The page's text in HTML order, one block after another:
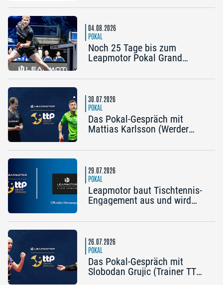
Mengel (Post SV
wäre noch einmal schön“
04.08.2026
POKAL
Noch 25 Tage bis zum
Leapmotor Pokal Grand
Tickets zum Preis von zwei
30.07.2026
POKAL
Das Pokal-Gespräch mit
Mattias Karlsson (Werder
(Trainer TTC Schwalbe
die frühe Chance auf etwas
Besonderes“
29.07.2026
POKAL
Leapmotor baut Tischtennis-
Engagement aus und wird
Grand Opening 2026 in
26.07.2026
POKAL
Das Pokal-Gespräch mit
Slobodan Grujic (Trainer TTC